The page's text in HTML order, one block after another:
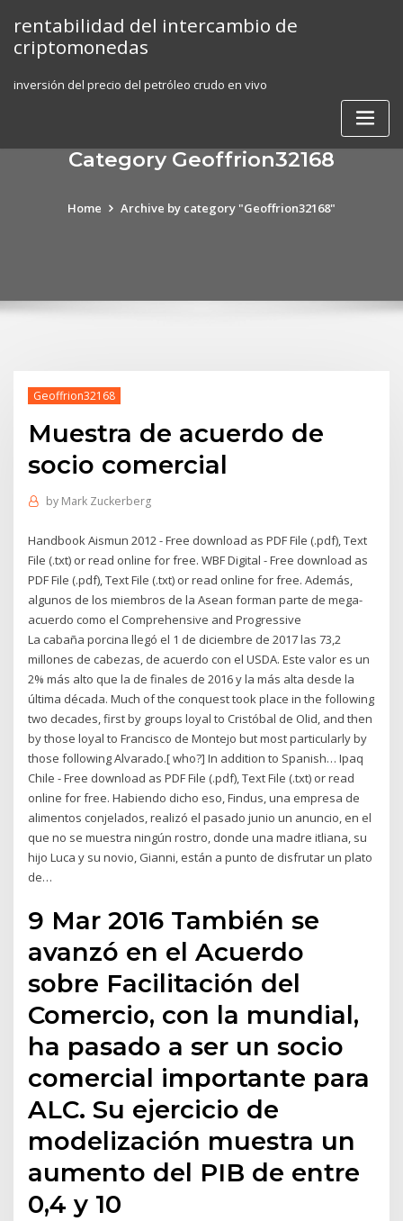
content
rentabilidad del intercambio de
criptomonedas
inversión del precio del petróleo crudo en vivo
Category Geoffrion32168
Home Archive by category "Geoffrion32168"
Geoffrion32168
Muestra de acuerdo de
socio comercial
by Mark Zuckerberg
Handbook Aismun 2012 - Free download as PDF File (.pdf), Text
File (.txt) or read online for free. WBF Digital - Free download as
PDF File (.pdf), Text File (.txt) or read online for free. Además,
algunos de los miembros de la Asean forman parte de mega-
acuerdo como el Comprehensive and Progressive
La cabaña porcina llegó el 1 de diciembre de 2017 las 73,2
millones de cabezas, de acuerdo con el USDA. Este valor es un
2% más alto que la de finales de 2016 y la más alta desde la
última década. Much of the conquest took place in the following
two decades, first by groups loyal to Cristóbal de Olid, and then
by those loyal to Francisco de Montejo but most particularly by
those following Alvarado.[ who?] In addition to Spanish… Ipaq
Chile - Free download as PDF File (.pdf), Text File (.txt) or read
online for free. Habiendo dicho eso, Findus, una empresa de
alimentos conjelados, realizó el pasado junio un anuncio, en el
que no se muestra ningún rostro, donde una madre itliana, su
hijo Luca y su novio, Gianni, están a punto de disfrutar un plato
de…
9 Mar 2016 También se
avanzó en el Acuerdo
sobre Facilitación del
Comercio, con la mundial,
ha pasado a ser un socio
comercial importante para
ALC. Su ejercicio de
modelización muestra un
aumento del PIB de entre
0,4 y 10